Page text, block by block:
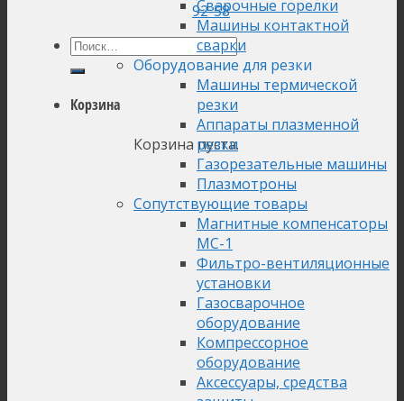
92-58
Корзина
Корзина пуста.
Сварочные горелки
Машины контактной
сварки
Оборудование для резки
Машины термической
резки
Аппараты плазменной
резки
Газорезательные машины
Плазмотроны
Сопутствующие товары
Магнитные компенсаторы
МС-1
Фильтро-вентиляционные
установки
Газосварочное
оборудование
Компрессорное
оборудование
Аксессуары, средства